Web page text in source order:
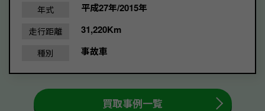
年式 平成27年/2015年
走行距離 31,220Km
種別 事故車
買取事例一覧